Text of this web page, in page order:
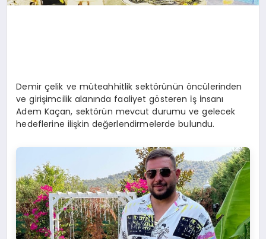
Demir çelik ve müteahhitlik sektörünün öncülerinden
ve girişimcilik alanında faaliyet gösteren İş İnsanı
Adem Kaçan, sektörün mevcut durumu ve gelecek
hedeflerine ilişkin değerlendirmelerde bulundu.